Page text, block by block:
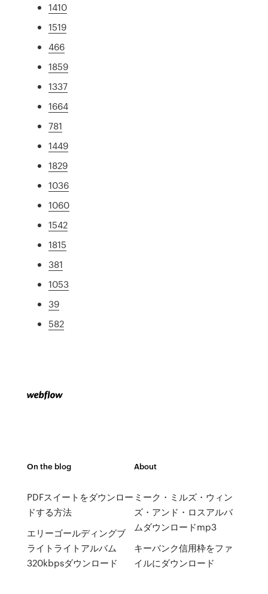
1410
1519
466
1859
1337
1664
781
1449
1829
1036
1060
1542
1815
381
1053
39
582
On the blog
PDFスイートをダウンロー
ドする方法
エリーゴールディングブ
ライトライトアルバム
320kbpsダウンロード
About
ミーク・ミルズ・ウィン
ズ・アンド・ロスアルバ
ムダウンロードmp3
キーバンク信用枠をファ
イルにダウンロード